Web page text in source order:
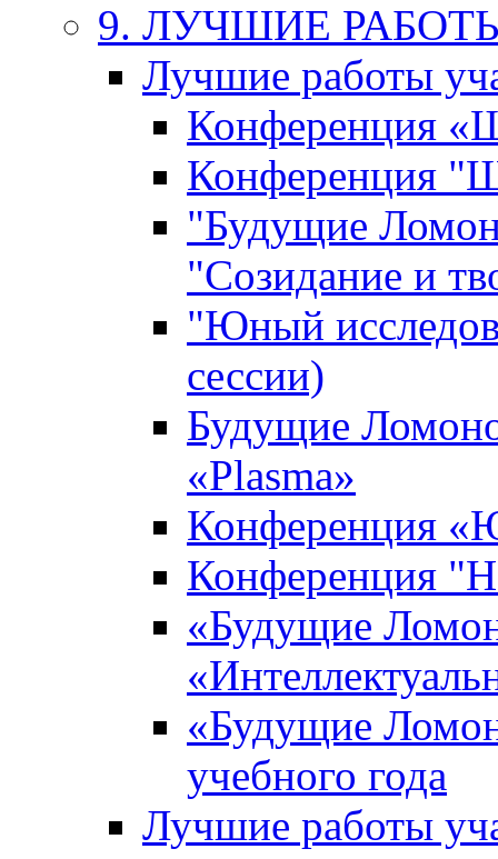
9. ЛУЧШИЕ
Лучшие работы
Конференция
Конференция
"Будущие
"Созидание и
"Юный
сессии)
Будущие
«Plasma»
Конференция
Конференция
«Будущие
«Будущие
учебного года
Лучшие работы